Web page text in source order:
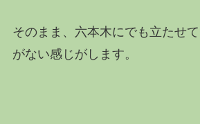
そのまま、六本木にでも立たせ
がない感じがします。